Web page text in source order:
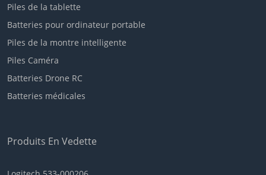
Piles de la tablette
Batteries pour ordinateur portable
Piles de la montre intelligente
Piles Caméra
Batteries Drone RC
Batteries médicales
Produits En Vedette